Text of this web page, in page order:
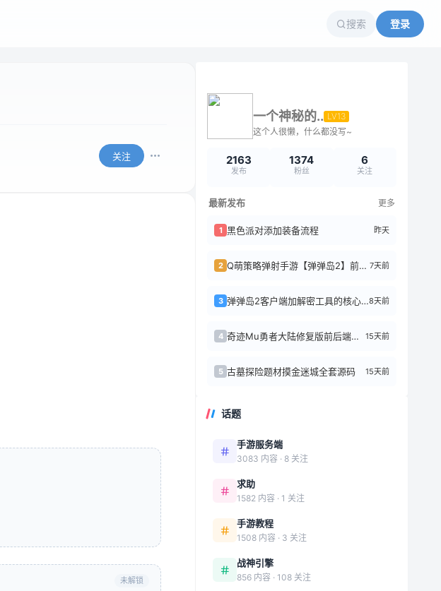
搜索 登录
关注
未解锁
一个神秘的.. LV13
这个人很懒，什么都没写~
2163
发布
1374
粉丝
6
关注
最新发布 更多
1 黑色派对添加装备流程 昨天
2 Q萌策略弹射手游【弹弹岛2】前后端全套源码+搭建教程 7天前
3 弹弹岛2客户端加解密工具的核心逻辑8天前
4 奇迹Mu勇者大陆修复版前后端源代码+Linux手工端 15天前
5 古墓探险题材摸金迷城全套源码 15天前
话题
手游服务端
3083 内容 · 8 关注
求助
1582 内容 · 1 关注
手游教程
1508 内容 · 3 关注
战神引擎
856 内容 · 108 关注